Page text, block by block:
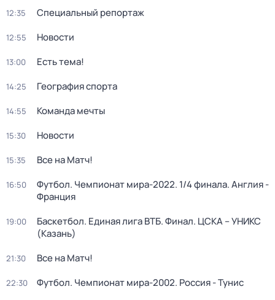
12:35 Специальный репортаж
12:55 Новости
13:00 Есть тема!
14:25 География спорта
14:55 Команда мечты
15:30 Новости
15:35 Все на Матч!
16:50
Футбол. Чемпионат мира-2022. 1/4 финала. Англия -
Франция
19:00
Баскетбол. Единая лига ВТБ. Финал. ЦСКА – УНИКС
(Казань)
21:30 Все на Матч!
22:30 Футбол. Чемпионат мира-2002. Россия - Тунис